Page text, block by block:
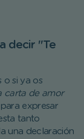
decir "Te
o si ya os
carta de amor
expresar
tanto
una declaración